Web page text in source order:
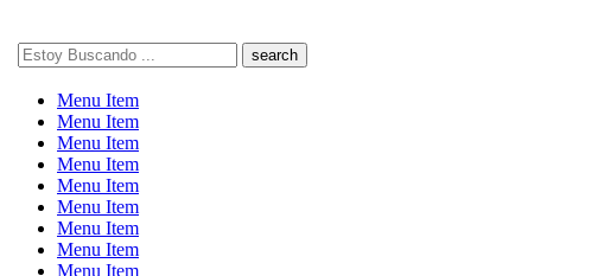
Search
here
Menu Item
Menu Item
Menu Item
Menu Item
Menu Item
Menu Item
Menu Item
Menu Item
Menu Item